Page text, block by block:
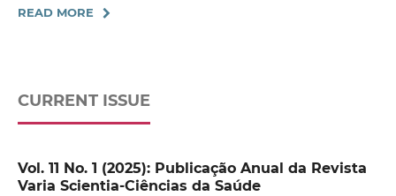
READ MORE
CURRENT ISSUE
Vol. 11 No. 1 (2025): Publicação Anual da Revista
Varia Scientia-Ciências da Saúde